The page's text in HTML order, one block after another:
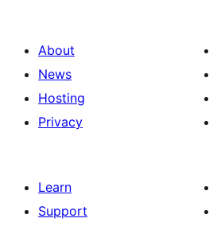
About
News
Hosting
Privacy
Learn
Support